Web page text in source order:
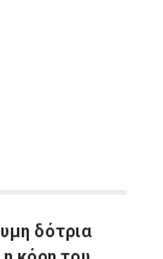
δότρια